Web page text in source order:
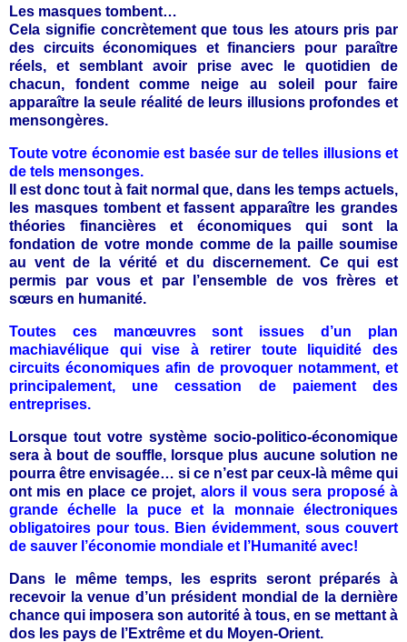
Les masques tombent…
Cela signifie concrètement que tous les atours pris par
des circuits économiques et financiers pour paraître
réels, et semblant avoir prise avec le quotidien de
chacun, fondent comme neige au soleil pour faire
apparaître la seule réalité de leurs illusions profondes et
mensongères.
Toute votre économie est basée sur de telles illusions et
de tels mensonges.
Il est donc tout à fait normal que, dans les temps actuels,
les masques tombent et fassent apparaître les grandes
théories financières et économiques qui sont la
fondation de votre monde comme de la paille soumise
au vent de la vérité et du discernement. Ce qui est
permis par vous et par l’ensemble de vos frères et
sœurs en humanité.
Toutes ces manœuvres sont issues d’un plan
machiavélique qui vise à retirer toute liquidité des
circuits économiques afin de provoquer notamment, et
principalement, une cessation de paiement des
entreprises.
Lorsque tout votre système socio-politico-économique
sera à bout de souffle, lorsque plus aucune solution ne
pourra être envisagée… si ce n’est par ceux-là même qui
ont mis en place ce projet, alors il vous sera proposé à
grande échelle la puce et la monnaie électroniques
obligatoires pour tous. Bien évidemment, sous couvert
de sauver l’économie mondiale et l’Humanité avec!
Dans le même temps, les esprits seront préparés à
recevoir la venue d’un président mondial de la dernière
chance qui imposera son autorité à tous, en se mettant à
dos les pays de l’Extrême et du Moyen-Orient.